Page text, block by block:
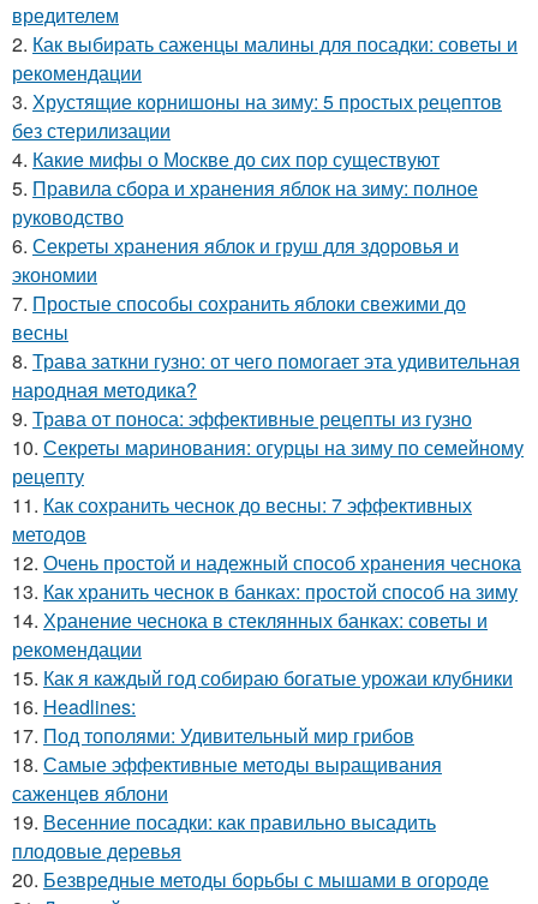
вредителем
2. Как выбирать саженцы малины для посадки: советы и
рекомендации
3. Хрустящие корнишоны на зиму: 5 простых рецептов
без стерилизации
4. Какие мифы о Москве до сих пор существуют
5. Правила сбора и хранения яблок на зиму: полное
руководство
6. Секреты хранения яблок и груш для здоровья и
экономии
7. Простые способы сохранить яблоки свежими до
весны
8. Трава заткни гузно: от чего помогает эта удивительная
народная методика?
9. Трава от поноса: эффективные рецепты из гузно
10. Секреты маринования: огурцы на зиму по семейному
рецепту
11. Как сохранить чеснок до весны: 7 эффективных
методов
12. Очень простой и надежный способ хранения чеснока
13. Как хранить чеснок в банках: простой способ на зиму
14. Хранение чеснока в стеклянных банках: советы и
рекомендации
15. Как я каждый год собираю богатые урожаи клубники
16. Headlines:
17. Под тополями: Удивительный мир грибов
18. Самые эффективные методы выращивания
саженцев яблони
19. Весенние посадки: как правильно высадить
плодовые деревья
20. Безвредные методы борьбы с мышами в огороде